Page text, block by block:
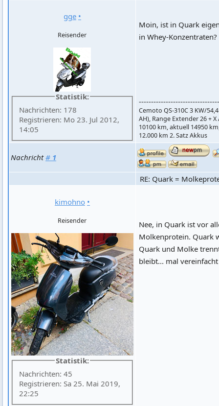
gge •
Reisender
Statistik:
Nachrichten: 178
Registrieren: Mo 23. Jul 2012,
14:05
Moin, ist in Quark
in Whey-
Cemoto QS-310C 3 KW/
AH), Range Extender 26 +
10100 km, aktuell 14950
12.000 km 2. Satz Akkus
Nachricht# 1
RE: Quark =
kimohno •
Reisender
Statistik:
Nachrichten: 45
Registrieren: Sa 25. Mai 2019,
22:25
Nee, in Quark ist vor
Molkenprotein. Quark
Quark und Molke
bleibt... mal